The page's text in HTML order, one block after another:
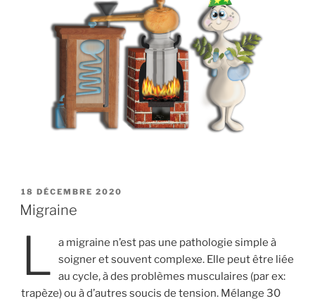
PUBLIÉ
LE
18 DÉCEMBRE 2020
Migraine
L
a migraine n’est pas une pathologie simple à
soigner et souvent complexe. Elle peut être liée
au cycle, à des problèmes musculaires (par ex:
trapèze) ou à d’autres soucis de tension. Mélange 30